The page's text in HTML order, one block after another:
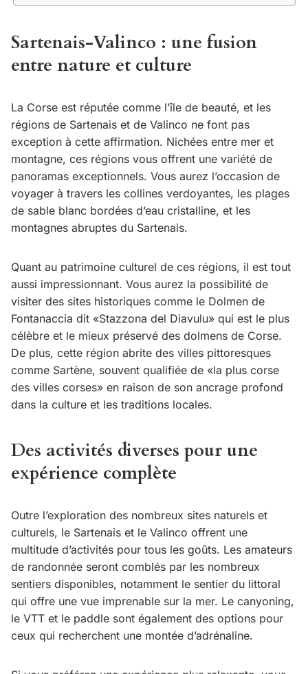
Sartenais-Valinco : une fusion
entre nature et culture
La Corse est réputée comme l’île de beauté, et les
régions de Sartenais et de Valinco ne font pas
exception à cette affirmation. Nichées entre mer et
montagne, ces régions vous offrent une variété de
panoramas exceptionnels. Vous aurez l’occasion de
voyager à travers les collines verdoyantes, les plages
de sable blanc bordées d’eau cristalline, et les
montagnes abruptes du Sartenais.
Quant au patrimoine culturel de ces régions, il est tout
aussi impressionnant. Vous aurez la possibilité de
visiter des sites historiques comme le Dolmen de
Fontanaccia dit «Stazzona del Diavulu» qui est le plus
célèbre et le mieux préservé des dolmens de Corse.
De plus, cette région abrite des villes pittoresques
comme Sartène, souvent qualifiée de «la plus corse
des villes corses» en raison de son ancrage profond
dans la culture et les traditions locales.
Des activités diverses pour une
expérience complète
Outre l’exploration des nombreux sites naturels et
culturels, le Sartenais et le Valinco offrent une
multitude d’activités pour tous les goûts. Les amateurs
de randonnée seront comblés par les nombreux
sentiers disponibles, notamment le sentier du littoral
qui offre une vue imprenable sur la mer. Le canyoning,
le VTT et le paddle sont également des options pour
ceux qui recherchent une montée d’adrénaline.